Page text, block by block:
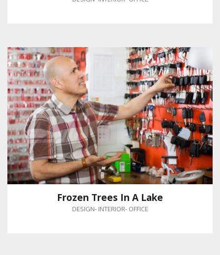
Frozen Trees In A Lake
DESIGN- INTERIOR- OFFICE